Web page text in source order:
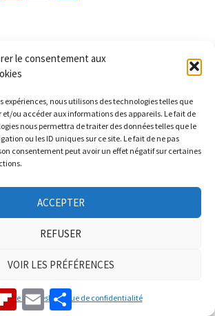
le consentement aux
expériences, nous utilisons des technologies telles que
et/ou accéder aux informations des appareils. Le fait de
nous permettra de traiter des données telles que le
ou les ID uniques sur ce site. Le fait de ne pas
consentement peut avoir un effet négatif sur certaines
ACCEPTER
REFUSER
VOIR LES PRÉFÉRENCES
de cookiesPolitique de confidentialité
28/12/2023
Tuto guitare facile -John Lennon –
plus vite, accédez au cours complet
+ grille accords complète …
Pinterest
Flipboard
EmailPartager
Flipboard
EmailPartager